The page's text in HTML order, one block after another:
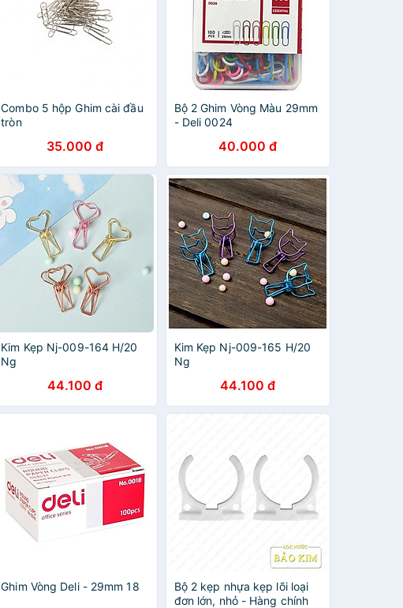
Combo 5 hộp Ghim cài đầu
tròn
35.000 đ
Bộ 2 Ghim Vòng Màu 29mm
- Deli 0024
40.000 đ
Kim Kẹp Nj-009-164 H/20
Ng
44.100 đ
Kim Kẹp Nj-009-165 H/20
Ng
44.100 đ
Ghim Vòng Deli - 29mm 18
Bộ 2 kẹp nhựa kẹp lõi loại
đơn lớn, nhỏ - Hàng chính